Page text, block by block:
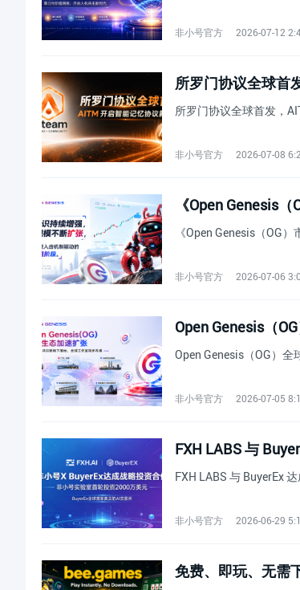
非小号官方 2026-07-12
所罗门协议全球首
所罗门协议全球首发，
非小号官方 2026-07-08
《Open Genesis（OG
非小号官方 2026-07-06
Open Genesis（
Open Genesis（OG）
非小号官方 2026-07-05
FXH LABS 与
FXH LABS 与 BuyerEx
非小号官方 2026-06-29